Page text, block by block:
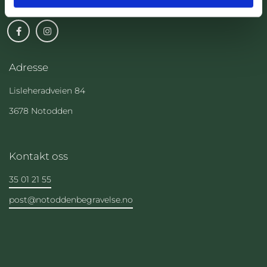
Adresse
Lisleheradveien 84
3678 Notodden
Kontakt oss
35 01 21 55
post@notoddenbegravelse.no